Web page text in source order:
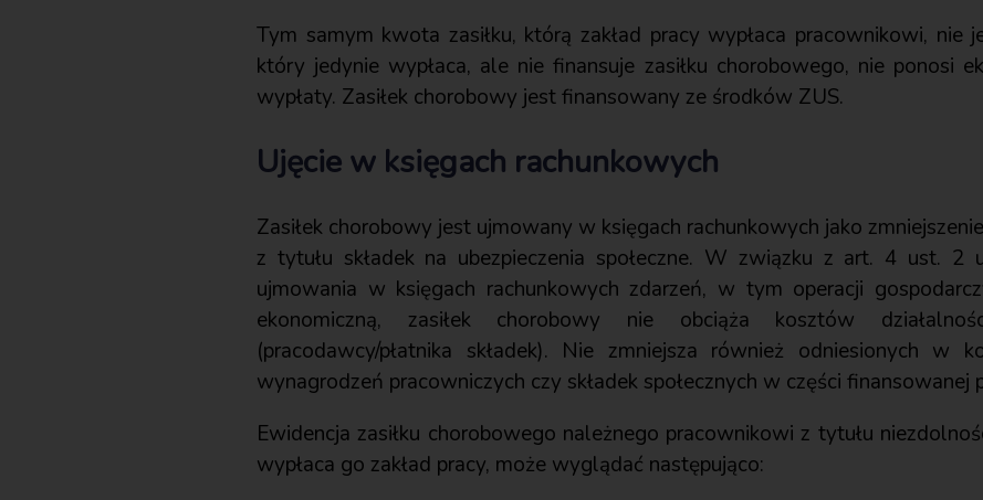
Tym samym kwota zasiłku, którą zakład pracy wypłaca pracownikowi, nie
który jedynie wypłaca, ale nie finansuje zasiłku chorobowego, nie ponosi
wypłaty. Zasiłek chorobowy jest finansowany ze środków ZUS.
Ujęcie w księgach rachunkowych
Zasiłek chorobowy jest ujmowany w księgach rachunkowych jako
z tytułu składek na ubezpieczenia społeczne. W związku z art. 4 ust. 2
ujmowania w księgach rachunkowych zdarzeń, w tym operacji
ekonomiczną, zasiłek chorobowy nie obciąża kosztów
(pracodawcy/płatnika składek). Nie zmniejsza również odniesionych w
wynagrodzeń pracowniczych czy składek społecznych w części finansowanej
Ewidencja zasiłku chorobowego należnego pracownikowi z tytułu
wypłaca go zakład pracy, może wyglądać następująco: